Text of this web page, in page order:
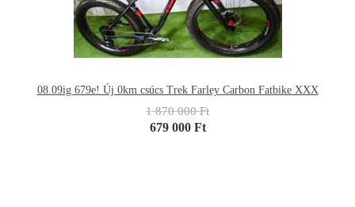
08.09ig 679e! Új 0km csúcs Trek Farley Carbon Fatbike XXX
1 870 000 Ft
679 000 Ft